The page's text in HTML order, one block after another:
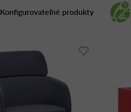
Konfigurovateľné produkty